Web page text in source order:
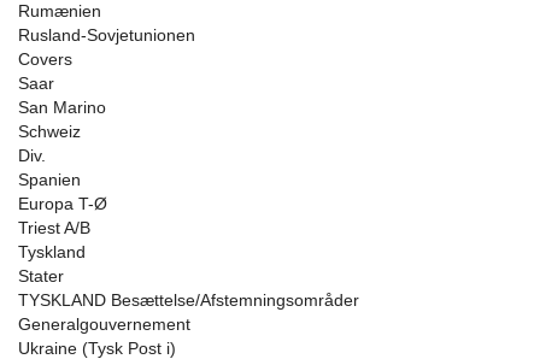
Rumænien
Rusland-Sovjetunionen
Covers
Saar
San Marino
Schweiz
Div.
Spanien
Europa T-Ø
Triest A/B
Tyskland
Stater
TYSKLAND Besættelse/Afstemningsområder
Generalgouvernement
Ukraine (Tysk Post i)